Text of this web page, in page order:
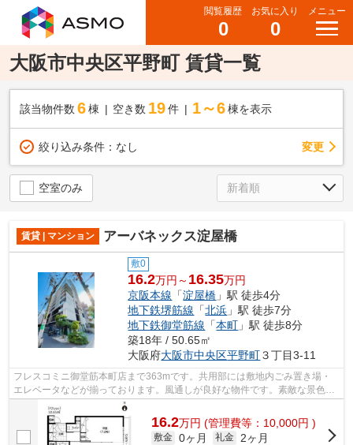
閲覧履歴
0
お気に入り
0
メニュー
大阪市中央区平野町 賃貸一覧
該当物件数 6棟 空き数 19 件 1～6 棟を表示
絞り込み条件： なし 変更
空室のみ
賃貸 | マンション アーバネックス淀屋橋
敷0
16.2万円～ 16.35万円
京阪本線 「淀屋橋 」駅 徒歩4分
地下鉄堺筋線 「北浜 」駅 徒歩7分
地下鉄御堂筋線 「本町 」駅 徒歩8分
築18年 / 50.65㎡
大阪府大阪市中央区平野町３丁目3-11
フレスコミニ御堂筋本町店まで363mです。共用部には敷地内ごみ置き場・
エレベータなどが揃っております。風通しが良好な物件です。素敵な景色が
堪能できる、地上15階建ての物件。場所...
16.2万円 (管理費等：10,000円 )
敷金 0ヶ月 礼金
2ヶ月